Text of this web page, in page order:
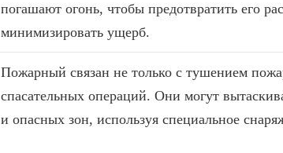
погашают огонь, чтобы предотвратить его
минимизировать ущерб.
Пожарный связан не только с тушением
спасательных операций. Они могут
и опасных зон, используя специальное